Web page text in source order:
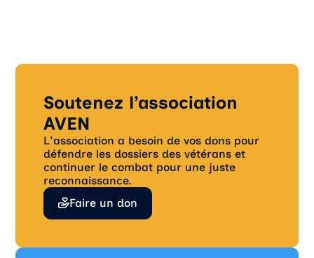
Soutenez l’association
AVEN
L'association a besoin de vos dons pour
défendre les dossiers des vétérans et
continuer le combat pour une juste
reconnaissance.
Faire un don